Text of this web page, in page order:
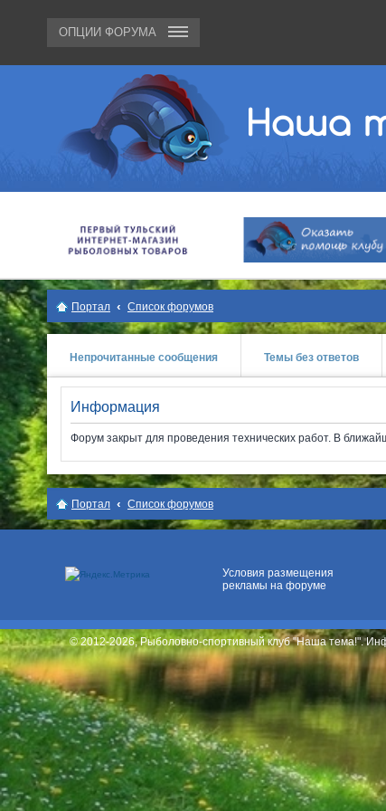
ОПЦИИ ФОРУМА
Место для вашей
рекламы
Портал Список форумов
Непрочитанные сообщения Темы без ответов
Информация
Форум закрыт для проведения технических работ. В
Портал Список форумов
Условия размещения
рекламы на форуме
© 2012-2026, Рыболовно-спортивный клуб "Наша тема!".